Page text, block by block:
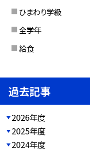
ひまわり学級
全学年
給食
過去記事
2026年度
2025年度
2024年度